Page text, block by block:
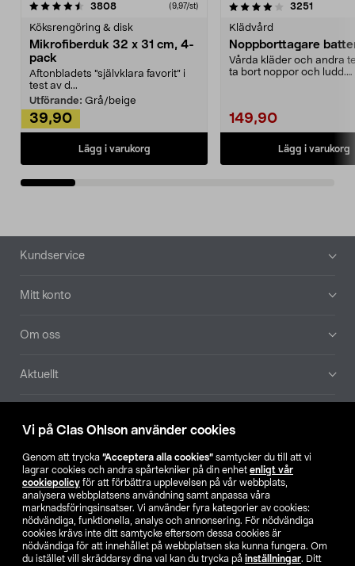
Vi på Clas Ohlson använder cookies
Genom att trycka ”Acceptera alla cookies” samtycker du till att vi
lagrar cookies och andra spårtekniker på din enhet enligt vår
cookiepolicy för att förbättra upplevelsen på vår webbplats,
analysera webbplatsens användning samt anpassa våra
marknadsföringsinsatser. Vi använder fyra kategorier av cookies:
nödvändiga, funktionella, analys och annonsering. För nödvändiga
cookies krävs inte ditt samtycke eftersom dessa cookies är
nödvändiga för att innehållet på webbplatsen ska kunna fungera. Om
du istället vill skräddarsy dina val kan du trycka på inställningar. Ditt
3808recensioner (9,97/st)
Köksrengöring & disk
Mikrofiberduk 32 x 31 cm, 4-
pack
Aftonbladets "självklara favorit” i
test av d...
Utförande: Grå/beige
39,90
Lägg i varukorg
4.0av 5 stjärnor 3251
Klädvård
Noppborttagare
Vårda kläder och andra
ta bort noppor och ludd.
149,90
Lägg i varukorg
4.5av 5 stjärnor
Sidfot
Kundservice
Mitt konto
Om oss
Aktuellt
Hitta butik
SE NO FI